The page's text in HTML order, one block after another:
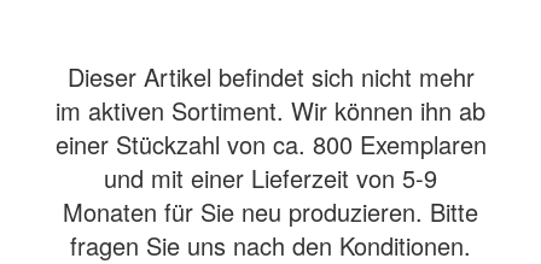
Dieser Artikel befindet sich nicht mehr
im aktiven Sortiment. Wir können ihn ab
einer Stückzahl von ca. 800 Exemplaren
und mit einer Lieferzeit von 5-9
Monaten für Sie neu produzieren. Bitte
fragen Sie uns nach den Konditionen.